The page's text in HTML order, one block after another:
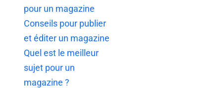
pour un magazine
Conseils pour publier
et éditer un magazine
Quel est le meilleur
sujet pour un
magazine ?